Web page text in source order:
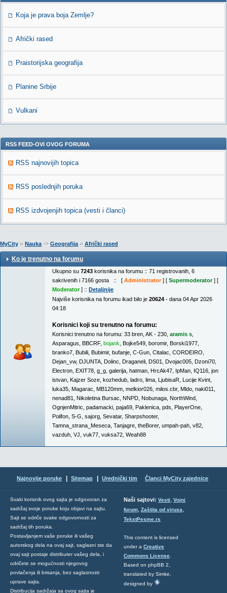
Koja je prava boja Zemlje?
Afrički rased
Praistorijska geografija
Planine Srbije
Vulkani
RSS FEED-OVI OVOG FORUMA
RSS najnovijih topica
RSS poslednjih poruka
RSS izdvojenjih topica (vesti i članci)
MyCity » Nauka-> Geografija» Afrički rased
Ko je trenutno na forumu
Ukupno su 7243 korisnika na forumu :: 71 registrovanih, 6
sakrivenih i 7166 gosta :: [ Administrator] [ Supermoderator] [
Moderator] :: Detaljnije
Najviše korisnika na forumu ikad bilo je 20624 - dana 04 Apr 2026
04:18
Korisnici koji su trenutno na forumu:
Korisnici trenutno na forumu: 33 bren AK - 230 aramis s
Asparagus BBCRF, bojank Bojke549 boromir, Borski1977
branko7 Bubili Bubimir, bufanje C-Gun Citalac CORDEIRO
Dejan_vw, DJUNTA Dolinc Draganeli DS01 Dvojac005 Dzoni70
Electron EXIT78 g_g galerija hatman HrcAk47 IpMan IQ116 jon
istvan Kajzer Soze kozhedub ladro lima LjubisaR Lucije Kvint
luka35 Magarac MB120mm melkior026 milos.cbr, Mldo naki011
nenad81
Nikoletina Bursac NNPD Nobunaga NorthWind
OgnjenMitric padamacki paja69 Paklenica pds PlayerOne
Polifon S-G sajorg Sevatar, Sharpshooter,
Tamna_strana_Meseca Tanjagre theBorer, umpah-pah v82
vazduh VJ vuk77 vuksa72 Weah88
Najnovije poruke Sitemap Urednički tim Članci MyCity zajednice
Svaki korisnik ovog sajta je odgovoran za
sadržaj svoje poruke koju objavi na sajtu.
Sajt se odriče svake odgovornosti za
sadržaj tih poruka.
Postavljanjem vaše poruke ili vašeg
autorskog dela na ovaj sajt, saglasni ste da
ovaj sajt postaje distributer vašeg dela, i
odričete se mogućnosti njegovog
povlačenja ili brisanja, bez saglasnosti
uprave sajta.
Distribucija sadržaja sa ovog sajta je
Naši sajtovi: Vesti, Vojni
forum, Zaštita od virusa,
TekstPesme.rs
This content is licensed
under a Creative
Commons License
Based on phpBB 2,
translated by Simke,
designed by